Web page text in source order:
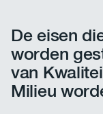
De eisen
worden
van
Milieu